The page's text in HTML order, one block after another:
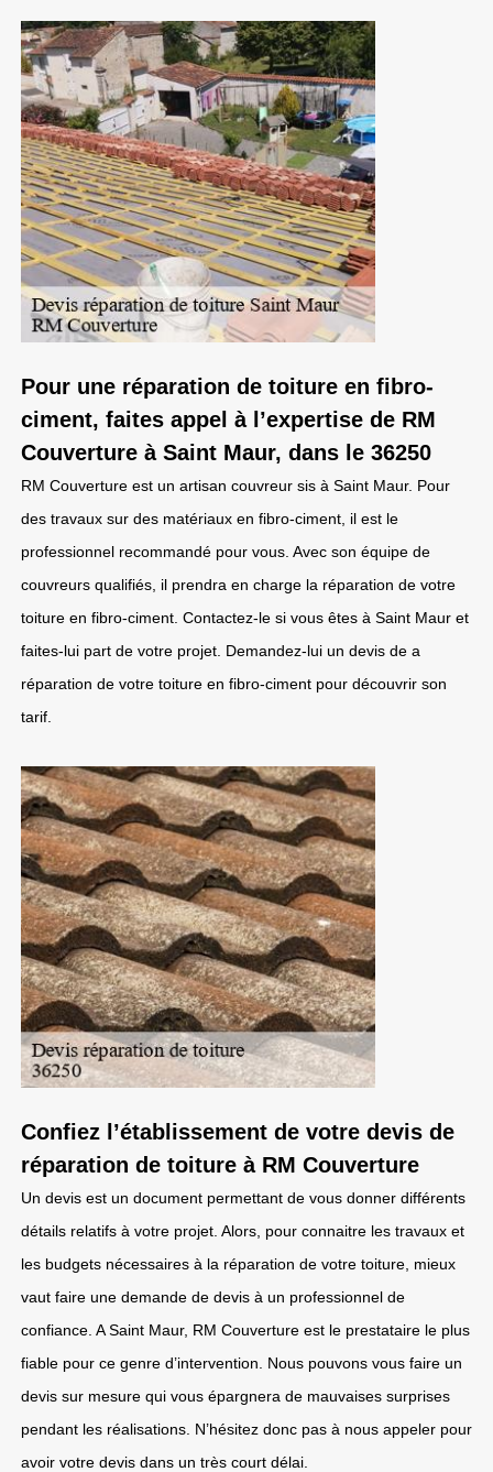
Pour une réparation de toiture en fibro-
ciment, faites appel à l’expertise de RM
Couverture à Saint Maur, dans le 36250
RM Couverture est un artisan couvreur sis à Saint Maur. Pour
des travaux sur des matériaux en fibro-ciment, il est le
professionnel recommandé pour vous. Avec son équipe de
couvreurs qualifiés, il prendra en charge la réparation de votre
toiture en fibro-ciment. Contactez-le si vous êtes à Saint Maur et
faites-lui part de votre projet. Demandez-lui un devis de a
réparation de votre toiture en fibro-ciment pour découvrir son
tarif.
Confiez l’établissement de votre devis de
réparation de toiture à RM Couverture
Un devis est un document permettant de vous donner différents
détails relatifs à votre projet. Alors, pour connaitre les travaux et
les budgets nécessaires à la réparation de votre toiture, mieux
vaut faire une demande de devis à un professionnel de
confiance. A Saint Maur, RM Couverture est le prestataire le plus
fiable pour ce genre d’intervention. Nous pouvons vous faire un
devis sur mesure qui vous épargnera de mauvaises surprises
pendant les réalisations. N’hésitez donc pas à nous appeler pour
avoir votre devis dans un très court délai.